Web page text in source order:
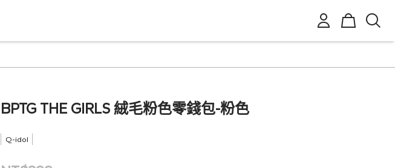
BPTG THE GIRLS 絨毛粉色零錢包-粉色
Q-idol